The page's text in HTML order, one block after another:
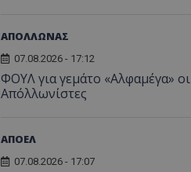
ΑΠΟΛΛΩΝΑΣ
07.08.2026 - 17:12
ΦΟΥΛ για γεμάτο «Αλφαμέγα» οι
Απόλλωνίστες
ΑΠΟΕΛ
07.08.2026 - 17:07